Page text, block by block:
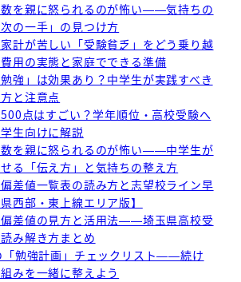
を親に怒られるのが怖い——気持ちの
の一手」の見つけ方
計が苦しい「受験貧乏」をどう乗り越
用の実態と家庭でできる準備
勉強」は効果あり？中学生が実践すべき
と注意点
点はすごい？学年順位・高校受験へ
生向けに解説
を親に怒られるのが怖い——中学生が
る「伝え方」と気持ちの整え方
差値一覧表の読み方と志望校ライン早
西部・東上線エリア版】
差値の見方と活用法——埼玉県高校受
み解き方まとめ
「勉強計画」チェックリスト——続け
みを一緒に整えよう